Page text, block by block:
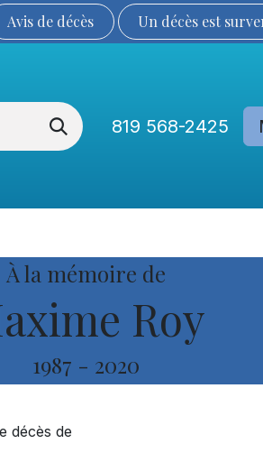
Avis de décès Un décès est
819 568-2425
À la mémoire de
Roy
1987 - 2020
décès de